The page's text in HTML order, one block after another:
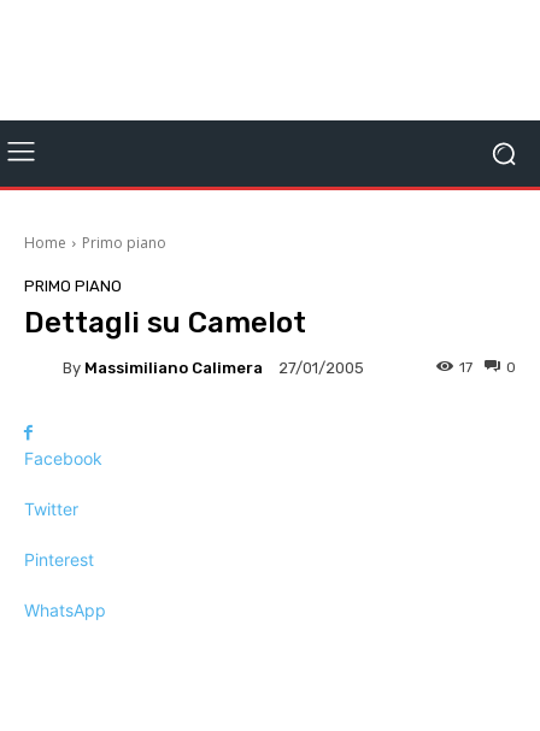
Home Primo piano
PRIMO PIANO
Dettagli su Camelot
By Massimiliano Calimera 27/01/2005 0
17
Facebook
Twitter
Pinterest
WhatsApp